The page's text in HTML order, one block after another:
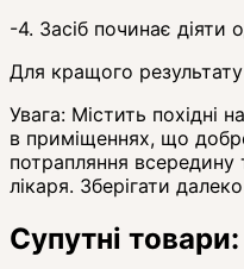
-4. Засіб починає діяти
Для кращого
Увага: Містить похідні
в приміщеннях, що
потрапляння
лікаря. Зберігати
Супутні товари: